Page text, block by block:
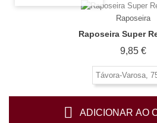
Raposeira
Raposeira Super
9,85 €
Távora-Varosa,
ADICIONAR AO